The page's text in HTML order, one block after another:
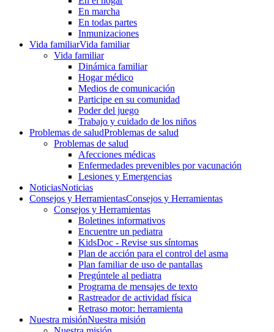
En marcha
En todas partes
Inmunizaciones
Vida familiarVida familiar
Vida familiar
Dinámica familiar
Hogar médico
Medios de comunicación
Participe en su comunidad
Poder del juego
Trabajo y cuidado de los niños
Problemas de saludProblemas de salud
Problemas de salud
Afecciones médicas
Enfermedades prevenibles por vacunación
Lesiones y Emergencias
NoticiasNoticias
Consejos y HerramientasConsejos y Herramientas
Consejos y Herramientas
Boletines informativos
Encuentre un pediatra
KidsDoc - Revise sus síntomas
Plan de acción para el control del asma
Plan familiar de uso de pantallas
Pregúntele al pediatra
Programa de mensajes de texto
Rastre​​ador de activida​d física
Retraso motor: herramienta
Nuestra misiónNuestra misión